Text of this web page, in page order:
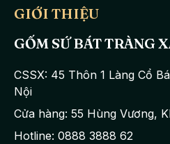
GIỚI THIỆU
GỐM SỨ BÁT TRÀNG
CSSX: 45 Thôn 1 Làng Cổ
Nội
Cửa hàng: 55 Hùng Vương,
Hotline: 0888 3888 62